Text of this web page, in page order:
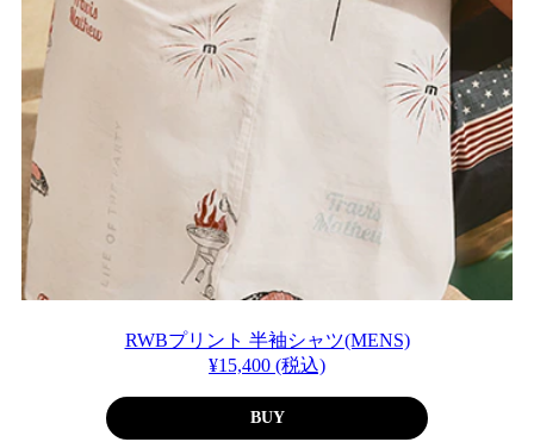
RWBプリント 半袖シャツ(MENS)
¥15,400 (税込)
BUY